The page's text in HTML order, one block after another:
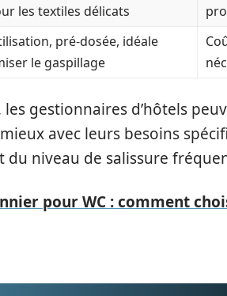
les textiles délicats
pré-dosée, idéale
le gaspillage
les gestionnaires d’hôtels
avec leurs besoins
du niveau de salissure
pour WC : comment